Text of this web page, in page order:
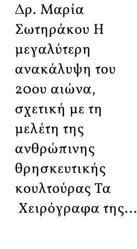
Δρ. Μαρία
Σωτηράκου Η
μεγαλύτερη
ανακάλυψη του
20ου αιώνα,
σχετική με τη
μελέτη της
ανθρώπινης
θρησκευτικής
κουλτούρας Τα
Χειρόγραφα της…